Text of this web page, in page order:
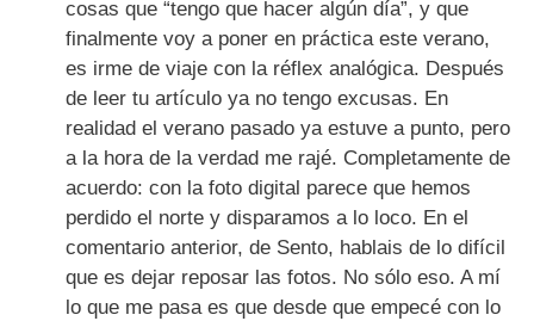
cosas que “tengo que hacer algún día”, y que
finalmente voy a poner en práctica este verano,
es irme de viaje con la réflex analógica. Después
de leer tu artículo ya no tengo excusas. En
realidad el verano pasado ya estuve a punto, pero
a la hora de la verdad me rajé. Completamente de
acuerdo: con la foto digital parece que hemos
perdido el norte y disparamos a lo loco. En el
comentario anterior, de Sento, hablais de lo difícil
que es dejar reposar las fotos. No sólo eso. A mí
lo que me pasa es que desde que empecé con lo